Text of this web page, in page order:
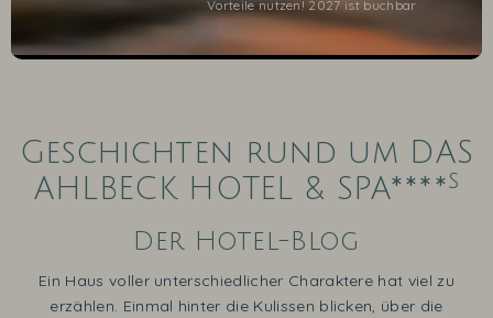
Vorteile nutzen! 2027 ist buchbar
Geschichten rund um DAS
AHLBECK HOTEL & SPA****s
Der Hotel-Blog
Ein Haus voller unterschiedlicher Charaktere hat viel zu
erzählen. Einmal hinter die Kulissen blicken, über die